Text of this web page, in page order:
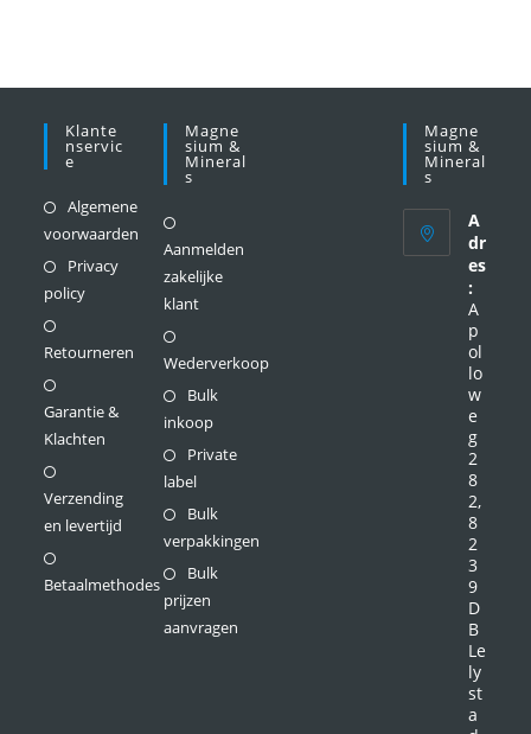
Klante
Nservic
E
Algemene
voorwaarden
Privacy
policy
Retourneren
Garantie &
Klachten
Verzending
en levertijd
Betaalmethodes
Magne
Sium &
Mineral
S
Aanmelden
zakelijke
klant
Wederverkoop
Bulk
inkoop
Private
label
Bulk
verpakkingen
Bulk
prijzen
aanvragen
Magne
Sium &
Mineral
S
A
dr
es
:
A
p
ol
lo
w
e
g
2
8
2,
8
2
3
9
D
B
Le
ly
st
a